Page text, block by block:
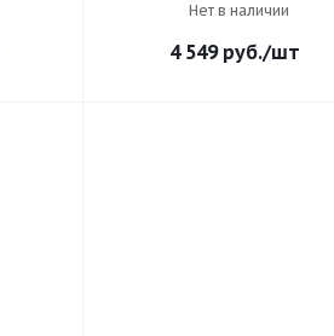
Нет в наличии
4 549руб./шт